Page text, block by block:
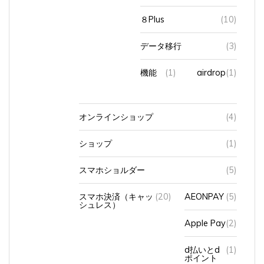
８Plus (10)
データ移行 (3)
機能 (1) airdrop (1)
オンラインショップ (4)
ショップ (1)
スマホショルダー (5)
スマホ決済（キャッ
シュレス）
(20) AEONPAY (5)
Apple Pay (2)
d払いとd
ポイント
(1)